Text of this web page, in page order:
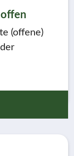
(offene)